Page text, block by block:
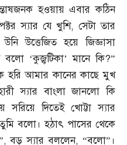
হওয়ায় এবার কঠিন
স্যার যে খুশি,সেটা তার
উত্তেজিত হয়ে জিজ্ঞাসা
‘কুজ্ঝটিকা’ মানে কি?”
হরি আমার কানের কাছে মুখ
স্যার বাংলা জানলো কি
সরিয়ে দিতেই খোট্টা স্যার
বলো। হঠাৎ পাসের থেকে
,বড় স্যার বললেন, “বলো”।